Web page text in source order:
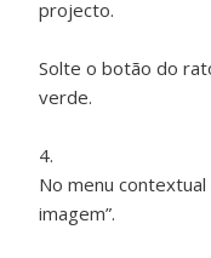
projecto.
Solte o botão do
verde.
No menu
imagem”.